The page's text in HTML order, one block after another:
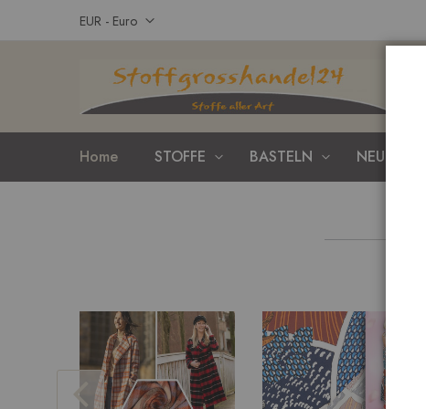
Inhalt
springen
EUR - Euro
Home STOFFE BASTELN NEUHEITEN